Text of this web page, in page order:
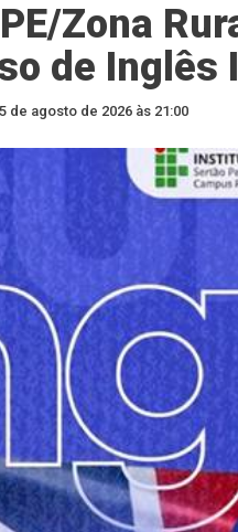
Zona
de
de agosto de 2026 às 21:00